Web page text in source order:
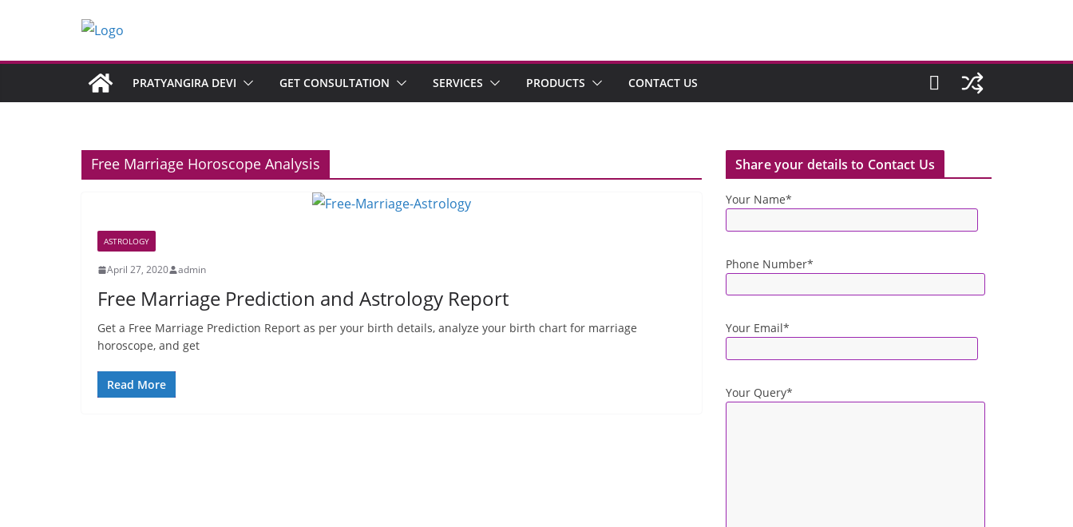
PRATYANGIRA DEVI GET CONSULTATION SERVICES PRODUCTS CONTACT US
Free Marriage Horoscope Analysis
ASTROLOGY
April 27, 2020 admin
Free Marriage Prediction and Astrology Report
Get a Free Marriage Prediction Report as per your birth details, analyze your birth chart for marriage
horoscope, and get
Read More
Share your details to Contact Us
Your Name*
Phone Number*
Your Email*
Your Query*